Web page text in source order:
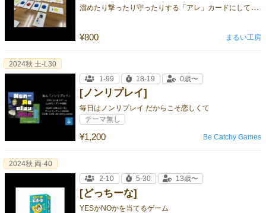
溜
めたり撃ったり守ったりする「アレ」カードにしてみました！！(アレのカードで「アーカード」）
¥800 まるい工房
[ノンリプレイ]
毎日はノンリプレイ だからこそ恋しくて
¥1,200
2024秋 土-L30
1-99
18-19 0歳〜
テーマ無し
Be Catchy Games
[どっちーな]
YESかNOかを当てるゲーム
2024秋 両-40
2-10
5-30 13歳〜